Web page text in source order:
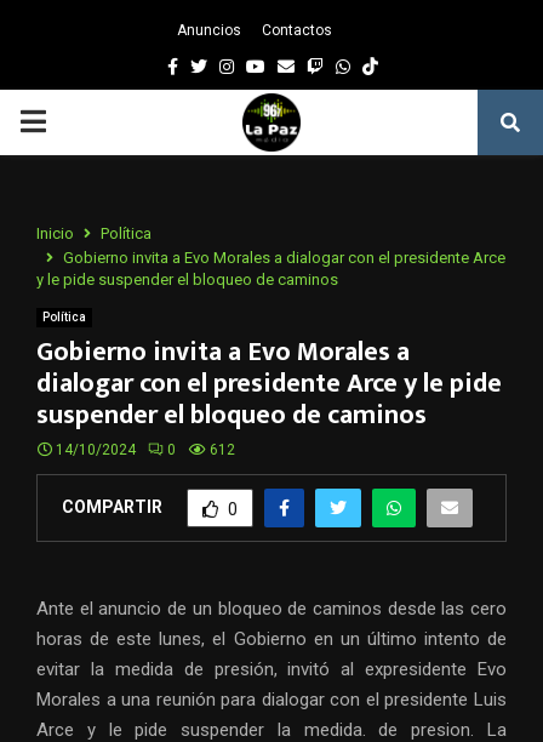
Anuncios Contactos
Facebook
TwitterInstagram
Youtube
EmailTwitchWhatsapp
PRIMARY
Inicio
Política
Gobierno invita a Evo Morales a dialogar con el presidente Arce
y le pide suspender el bloqueo de caminos
Política
Gobierno invita a Evo Morales a
dialogar con el presidente Arce y le pide
suspender el bloqueo de caminos
14/10/2024 0 612
COMPARTIR 0
Ante el anuncio de un bloqueo de caminos desde las cero
horas de este lunes, el Gobierno en un último intento de
evitar la medida de presión, invitó al expresidente Evo
Morales a una reunión para dialogar con el presidente Luis
Arce y le pide suspender la medida. de presion. La